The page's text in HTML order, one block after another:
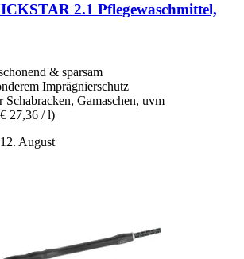
2.1 Pflegewaschmittel,
& sparsam
Imprägnierschutz
Schabracken, Gamaschen, uvm
27,36 / l)
August